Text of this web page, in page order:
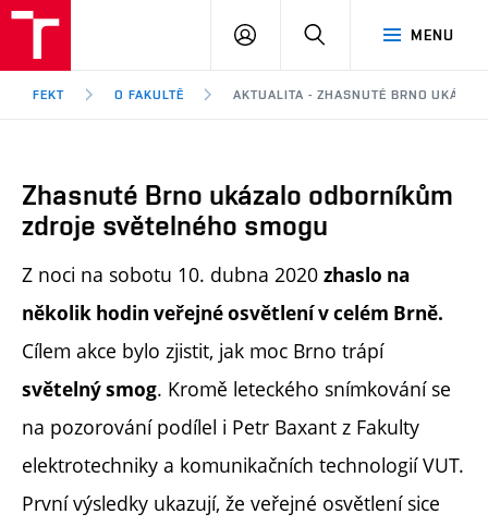
Brno
MENU
PŘIHLÁSIT
FEKT O FAKULTĚ AKTUALITA - ZHASNUTÉ BRNO
Zhasnuté Brno ukázalo odborníkům
zdroje světelného smogu
Z noci na sobotu 10. dubna 2020 zhaslo na
několik hodin veřejné osvětlení v celém Brně.
Cílem akce bylo zjistit, jak moc Brno trápí
světelný smog. Kromě leteckého snímkování se
na pozorování podílel i Petr Baxant z Fakulty
elektrotechniky a komunikačních technologií VUT.
První výsledky ukazují, že veřejné osvětlení sice